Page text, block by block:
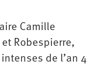
Camille
Robespierre,
de l’an 4